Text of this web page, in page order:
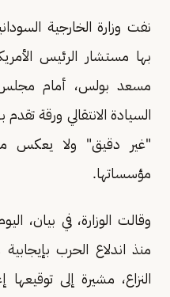
نفت وزارة الخارجية
بها مستشار الرئيس
مسعد بولس، أمام
السيادة الانتقالي ورقة
"غير دقيق" ولا يعكس
مؤسساتها.
وقالت الوزارة، في بيان،
منذ اندلاع الحرب بإيجابية
النزاع، مشيرة إلى توقيعها